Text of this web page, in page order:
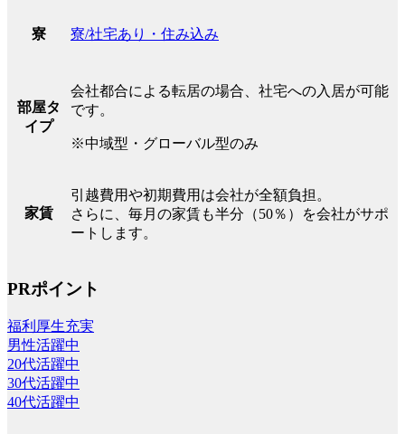
寮 寮/社宅あり・住み込み
部屋タ
イプ
会社都合による転居の場合、社宅への入居が可能
です。
※中域型・グローバル型のみ
家賃
引越費用や初期費用は会社が全額負担。
さらに、毎月の家賃も半分（50％）を会社がサポ
ートします。
PRポイント
福利厚生充実
男性活躍中
20代活躍中
30代活躍中
40代活躍中